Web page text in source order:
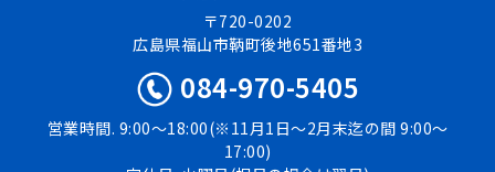
〒720-0202
広島県福山市鞆町後地651番地3
084-970-5405
営業時間. 9:00〜18:00(※11月1日〜2月末迄の間 9:00〜
17:00)